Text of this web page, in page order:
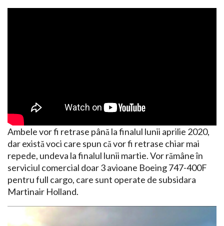
Ambele vor fi retrase până la finalul lunii aprilie 2020,
dar există voci care spun că vor fi retrase chiar mai
repede, undeva la finalul lunii martie. Vor rămâne în
serviciul comercial doar 3 avioane Boeing 747-400F
pentru full cargo, care sunt operate de subsidara
Martinair Holland.